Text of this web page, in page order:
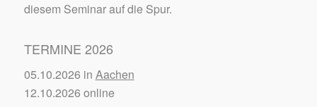
diesem Seminar auf die Spur.
TERMINE 2026
05.10.2026 in Aachen
12.10.2026 online